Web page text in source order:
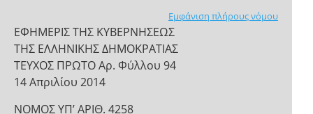
Εμφάνιση πλήρους νόμου
ΕΦΗΜΕΡΙΣ ΤΗΣ ΚΥΒΕΡΝΗΣΕΩΣ
ΤΗΣ ΕΛΛΗΝΙΚΗΣ ΔΗΜΟΚΡΑΤΙΑΣ
ΤΕΥΧΟΣ ΠΡΩΤΟ Αρ. Φύλλου 94
14 Απριλίου 2014
ΝΟΜΟΣ ΥΠ’ ΑΡΙΘ. 4258